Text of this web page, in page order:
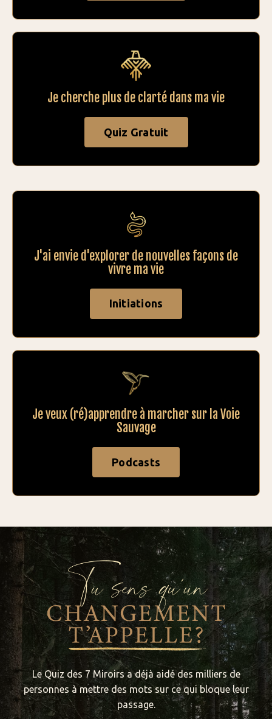
Je cherche plus de clarté dans ma vie
Quiz Gratuit
J'ai envie d'explorer de nouvelles façons de
vivre ma vie
Initiations
Je veux (ré)apprendre à marcher sur la Voie
Sauvage
Podcasts
Le Quiz des 7 Miroirs a déjà aidé des milliers de
personnes à mettre des mots sur ce qui bloque leur
passage.